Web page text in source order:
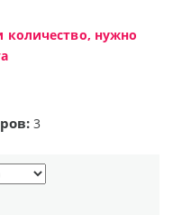
количество, нужно
3